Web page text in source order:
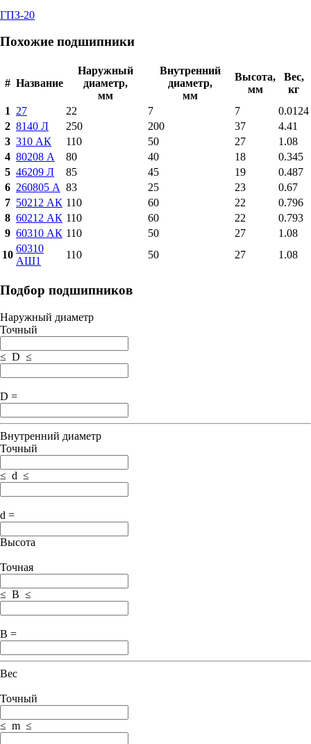
ГПЗ-20
Похожие подшипники
# Название
Наружный
диаметр,
мм
Внутренний
диаметр,
мм
Высота,
мм
Вес,
кг
1
27 22 7 7
0.0124
2 8140 Л 250 200 37
4.41
3 310 АК 110 50 27
1.08
4 80208 А 80 40 18
0.345
5 46209 Л 85 45 19
0.487
6 260805 А 83 25 23
0.67
7 50212 АК 110 60 22
0.796
8 60212 АК 110 60 22
0.793
9 60310 АК 110 50 27
1.08
10
60310
АШ1
110 50 27 1.08
Подбор подшипников
Наружный диаметр
Точный
≤ D ≤
D =
Внутренний диаметр
Точный
≤ d ≤
d =
Высота
Точная
≤ B ≤
B =
Вес
Точный
≤ m ≤